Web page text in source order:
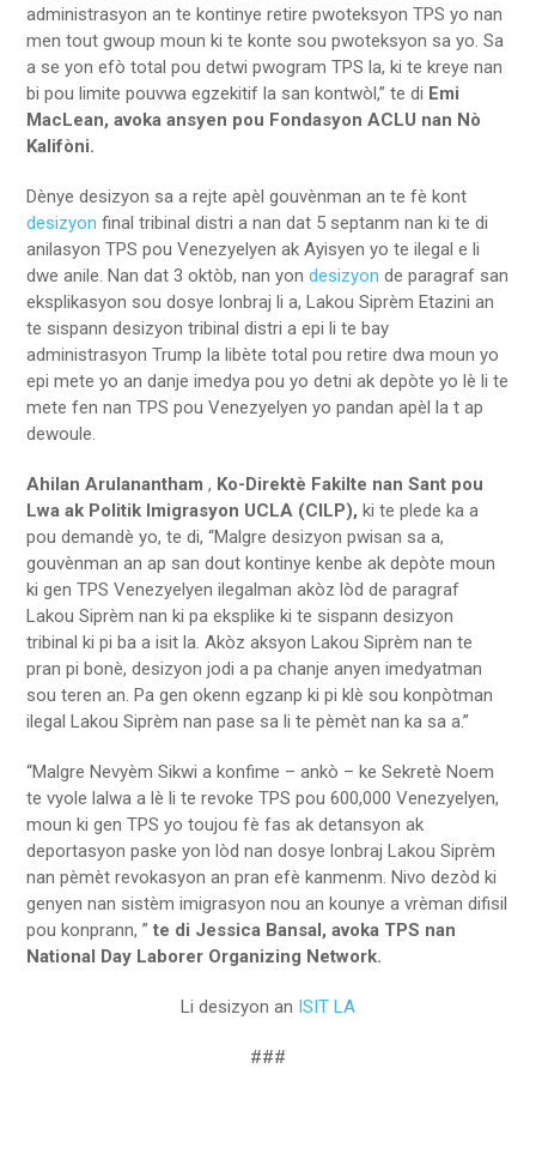
administrasyon an te kontinye retire pwoteksyon TPS yo nan
men tout gwoup moun ki te konte sou pwoteksyon sa yo. Sa
a se yon efò total pou detwi pwogram TPS la, ki te kreye nan
bi pou limite pouvwa egzekitif la san kontwòl,” te di Emi
MacLean, avoka ansyen pou Fondasyon ACLU nan Nò
Kalifòni.
Dènye desizyon sa a rejte apèl gouvènman an te fè kont
desizyon final tribinal distri a nan dat 5 septanmnan ki te di
anilasyon TPS pou Venezyelyen ak Ayisyen yo te ilegal e li
dwe anile. Nan dat 3 oktòb, nan yon desizyon de paragraf san
eksplikasyon sou dosye lonbraj li a, Lakou Siprèm Etazini an
te sispann desizyon tribinal distri a epi li te bay
administrasyon Trump la libète total pou retire dwa moun yo
epi mete yo an danje imedya pou yo detni ak depòte yo lè li te
mete fen nan TPS pou Venezyelyen yo pandan apèl la t ap
dewoule.
Ahilan Arulanantham , Ko-Direktè Fakilte nan Sant pou
Lwa ak Politik Imigrasyon UCLA (CILP), ki te plede ka a
pou demandè yo, te di, “Malgre desizyon pwisan sa a,
gouvènman an ap san dout kontinye kenbe ak depòte moun
ki gen TPS Venezyelyen ilegalman akòz lòd de paragraf
Lakou Siprèm nan ki pa eksplike ki te sispann desizyon
tribinal ki pi ba a isit la. Akòz aksyon Lakou Siprèm nan te
pran pi bonè, desizyon jodi a pa chanje anyen imedyatman
sou teren an. Pa gen okenn egzanp ki pi klè sou konpòtman
ilegal Lakou Siprèm nan pase sa li te pèmèt nan ka sa a.”
“Malgre Nevyèm Sikwi a konfime – ankò – ke Sekretè Noem
te vyole lalwa a lè li te revoke TPS pou 600,000 Venezyelyen,
moun ki gen TPS yo toujou fè fas ak detansyon ak
deportasyon paske yon lòd nan dosye lonbraj Lakou Siprèm
nan pèmèt revokasyon an pran efè kanmenm. Nivo dezòd ki
genyen nan sistèm imigrasyon nou an kounye a vrèman difisil
pou konprann, ” te di Jessica Bansal, avoka TPS nan
National Day Laborer Organizing Network.
Li desizyon an ISIT LA
###